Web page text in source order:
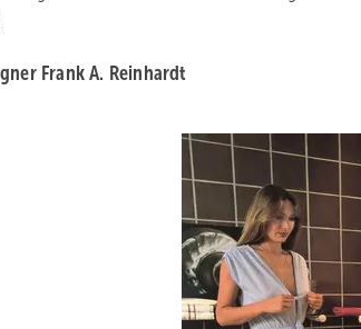
Frank A. Reinhardt